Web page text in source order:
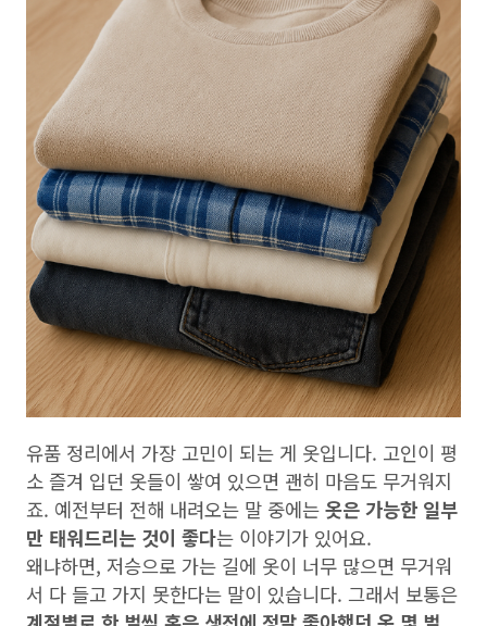
유품 정리에서 가장 고민이 되는 게 옷입니다. 고인이 평
소 즐겨 입던 옷들이 쌓여 있으면 괜히 마음도 무거워지
죠. 예전부터 전해 내려오는 말 중에는 옷은 가능한 일부
만 태워드리는 것이 좋다는 이야기가 있어요.
왜냐하면, 저승으로 가는 길에 옷이 너무 많으면 무거워
서 다 들고 가지 못한다는 말이 있습니다. 그래서 보통은